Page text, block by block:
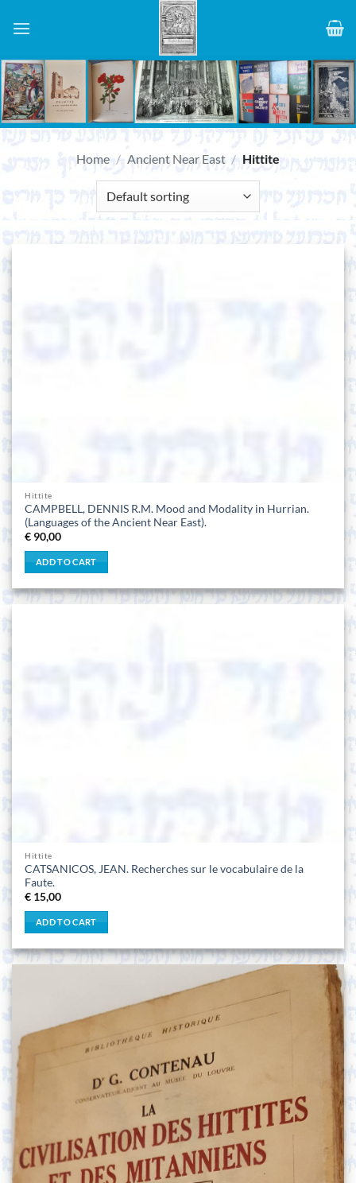
Home / Ancient Near East / Hittite
Hittite
CAMPBELL, DENNIS R.M. Mood and Modality in Hurrian.
(Languages of the Ancient Near East).
€ 90,00
ADD TO CART
Hittite
CATSANICOS, JEAN. Recherches sur le vocabulaire de la
Faute.
€ 15,00
ADD TO CART